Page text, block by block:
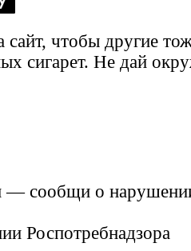
сайт, чтобы другие
сигарет. Не дай
— сообщи о
Роспотребнадзора